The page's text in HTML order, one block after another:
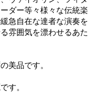
ダー等々様々な伝統楽
急自在な達者な演奏を
雰囲気を漂わせるあた
美品です。
す。